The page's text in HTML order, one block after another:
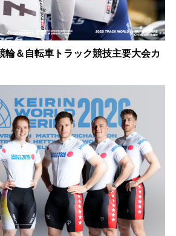
輪＆自転車トラック競技主要大会カ